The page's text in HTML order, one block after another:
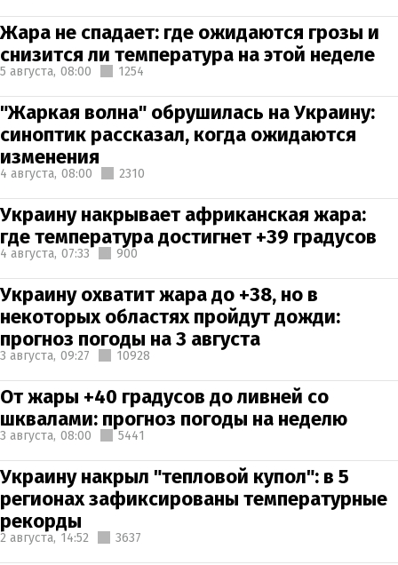
Жара не спадает: где ожидаются грозы и
снизится ли температура на этой неделе
5 августа, 08:00 1254
"Жаркая волна" обрушилась на Украину:
синоптик рассказал, когда ожидаются
изменения
4 августа, 08:00 2310
Украину накрывает африканская жара:
где температура достигнет +39 градусов
4 августа, 07:33 900
Украину охватит жара до +38, но в
некоторых областях пройдут дожди:
прогноз погоды на 3 августа
3 августа, 09:27 10928
От жары +40 градусов до ливней со
шквалами: прогноз погоды на неделю
3 августа, 08:00 5441
Украину накрыл "тепловой купол": в 5
регионах зафиксированы температурные
рекорды
2 августа, 14:52 3637